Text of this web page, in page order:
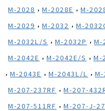
M-2028 , M-2028E , M-
M-2029 , M-2032 , M-
M-2032L/S , M-2032P , M-
M-2042E , M-2042E/S , M-
, M-2043E , M-2043L/L ,
M-207-237RF , M-207-
M-207-511RF , M-207-J-